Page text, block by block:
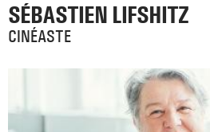
SÉBASTIEN LIFSHITZ
CINÉASTE